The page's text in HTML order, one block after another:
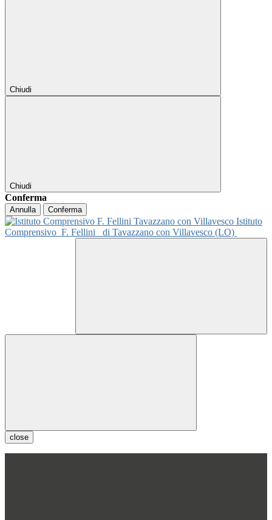
Chiudi
Chiudi
Conferma
Annulla Conferma
Istituto
Comprensivo F. Fellini di Tavazzano con Villavesco (LO)
close